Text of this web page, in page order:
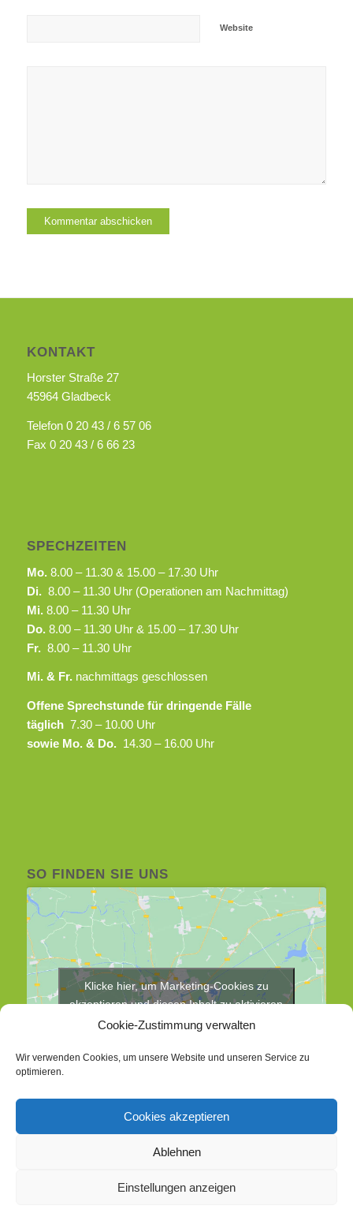
Cookie-Zustimmung verwalten
Wir verwenden Cookies, um unsere Website und unseren Service zu
optimieren.
Cookies akzeptieren
Ablehnen
Einstellungen anzeigen
Website
KONTAKT
Horster Straße 27
45964 Gladbeck
Telefon 0 20 43 / 6 57 06
Fax 0 20 43 / 6 66 23
SPECHZEITEN
Mo.8.00 – 11.30 & 15.00 – 17.30 Uhr
Di.8.00 – 11.30 Uhr (Operationen am Nachmittag)
Mi.8.00 – 11.30 Uhr
Do.8.00 – 11.30 Uhr & 15.00 – 17.30 Uhr
Fr.8.00 – 11.30 Uhr
Mi. & Fr.nachmittags geschlossen
Offene Sprechstunde für dringende Fälle
täglich7.30 – 10.00 Uhr
sowie Mo. & Do.14.30 – 16.00 Uhr
SO FINDEN SIE UNS
Klicke hier, um Marketing-Cookies zu
akzeptieren und diesen Inhalt zu aktivieren
© Copyright 2019 - di.signs - mediendesign - Alle Rechte vorbehalten.